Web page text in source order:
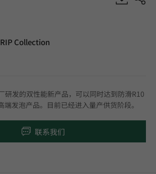
Heterogeneous Sheet, HFLOR
Collection
研发的双性能新产品，可以同时达到防滑R10
发泡产品。目前已经进入量产供货阶段。
联系我们